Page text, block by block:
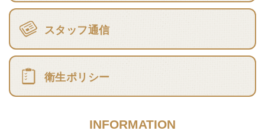
スタッフ通信
衛生ポリシー
INFORMATION